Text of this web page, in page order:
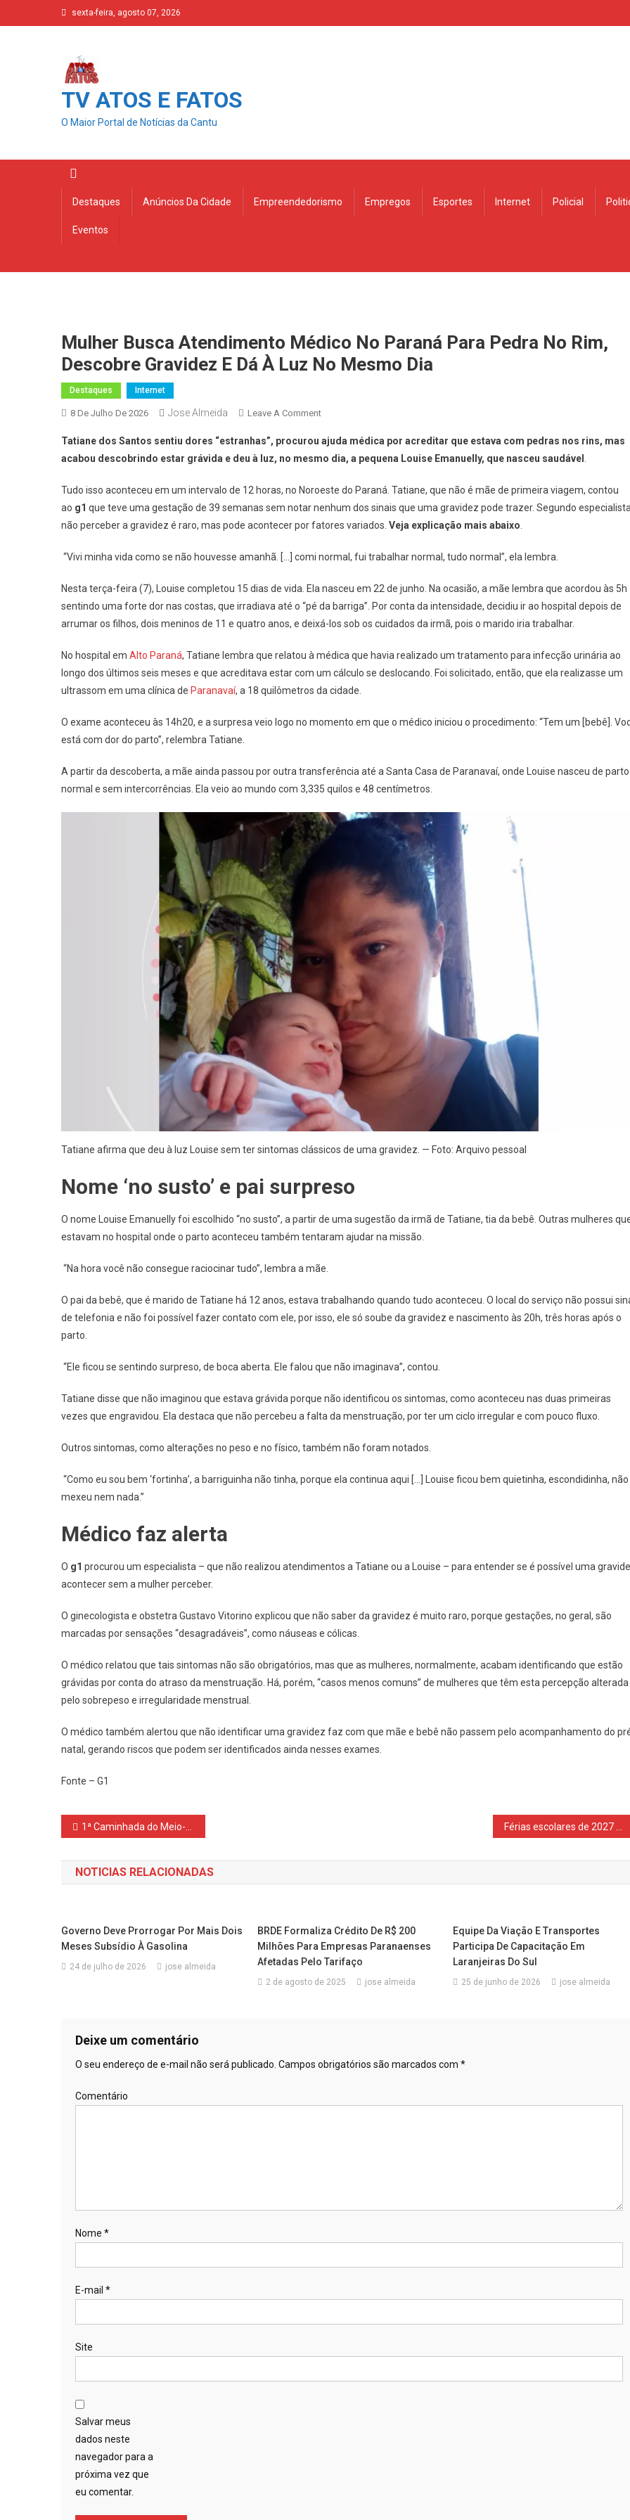
to
sexta-feira, agosto 07, 2026
TV ATOS E FATOS
O Maior Portal de Notícias da Cantu
Destaques Anúncios Da Cidade Empreendedorismo Empregos Esportes Internet Policial
Eventos
Mulher Busca Atendimento Médico No Paraná Para Pedra No Rim,
Descobre Gravidez E Dá À Luz No Mesmo Dia
Destaques Internet
8 De Julho De 2026 Jose Almeida Leave A CommentOn
Busca
Atendimento
No
Paraná
Para
No
Descobre
Gravidez
E
À
Luz
No
Dia
Tatiane dos Santos sentiu dores “estranhas”, procurou ajuda médica por acreditar que estava com pedras nos rins, mas
acabou descobrindo estar grávida e deu à luz, no mesmo dia, a pequena Louise Emanuelly, que nasceu saudável
Tudo isso aconteceu em um intervalo de 12 horas, no Noroeste do Paraná. Tatiane, que não é mãe de primeira viagem, contou
ao g1 que teve uma gestação de 39 semanas sem notar nenhum dos sinais que uma gravidez pode trazer. Segundo
não perceber a gravidez é raro, mas pode acontecer por fatores variados. Veja explicação mais abaixo
“Vivi minha vida como se não houvesse amanhã. […] comi normal, fui trabalhar normal, tudo normal”, ela lembra.
Nesta terça-feira (7), Louise completou 15 dias de vida. Ela nasceu em 22 de junho. Na ocasião, a mãe lembra que acordou às 5h
sentindo uma forte dor nas costas, que irradiava até o “pé da barriga”. Por conta da intensidade, decidiu ir ao hospital depois de
arrumar os filhos, dois meninos de 11 e quatro anos, e deixá-los sob os cuidados da irmã, pois o marido iria trabalhar.
No hospital em Alto Paraná, Tatiane lembra que relatou à médica que havia realizado um tratamento para infecção urinária ao
longo dos últimos seis meses e que acreditava estar com um cálculo se deslocando. Foi solicitado, então, que ela realizasse um
ultrassom em uma clínica de Paranavaí, a 18 quilômetros da cidade.
O exame aconteceu às 14h20, e a surpresa veio logo no momento em que o médico iniciou o procedimento: “Tem um [bebê].
está com dor do parto”, relembra Tatiane.
A partir da descoberta, a mãe ainda passou por outra transferência até a Santa Casa de Paranavaí, onde Louise nasceu de parto
normal e sem intercorrências. Ela veio ao mundo com 3,335 quilos e 48 centímetros.
Tatiane afirma que deu à luz Louise sem ter sintomas clássicos de uma gravidez. — Foto: Arquivo pessoal
Nome ‘no susto’ e pai surpreso
O nome Louise Emanuelly foi escolhido “no susto”, a partir de uma sugestão da irmã de Tatiane, tia da bebê. Outras mulheres
estavam no hospital onde o parto aconteceu também tentaram ajudar na missão.
“Na hora você não consegue raciocinar tudo”, lembra a mãe.
O pai da bebê, que é marido de Tatiane há 12 anos, estava trabalhando quando tudo aconteceu. O local do serviço não possui
de telefonia e não foi possível fazer contato com ele, por isso, ele só soube da gravidez e nascimento às 20h, três horas após o
parto.
“Ele ficou se sentindo surpreso, de boca aberta. Ele falou que não imaginava”, contou.
Tatiane disse que não imaginou que estava grávida porque não identificou os sintomas, como aconteceu nas duas primeiras
vezes que engravidou. Ela destaca que não percebeu a falta da menstruação, por ter um ciclo irregular e com pouco fluxo.
Outros sintomas, como alterações no peso e no físico, também não foram notados.
“Como eu sou bem ‘fortinha’, a barriguinha não tinha, porque ela continua aqui […] Louise ficou bem quietinha, escondidinha, não
mexeu nem nada.”
Médico faz alerta
O g1 procurou um especialista – que não realizou atendimentos a Tatiane ou a Louise – para entender se é possível uma
acontecer sem a mulher perceber.
O ginecologista e obstetra Gustavo Vitorino explicou que não saber da gravidez é muito raro, porque gestações, no geral, são
marcadas por sensações “desagradáveis”, como náuseas e cólicas.
O médico relatou que tais sintomas não são obrigatórios, mas que as mulheres, normalmente, acabam identificando que estão
grávidas por conta do atraso da menstruação. Há, porém, “casos menos comuns” de mulheres que têm esta percepção alterada
pelo sobrepeso e irregularidade menstrual.
O médico também alertou que não identificar uma gravidez faz com que mãe e bebê não passem pelo acompanhamento do
natal, gerando riscos que podem ser identificados ainda nesses exames.
Fonte – G1
Navegação
de
Post
1ª Caminhada do Meio-Dia de Combate ao Feminicídio
NOTICIAS RELACIONADAS
Governo Deve Prorrogar Por Mais Dois
Meses Subsídio À Gasolina
24 de julho de 2026 jose almeida
BRDE Formaliza Crédito De R$ 200
Milhões Para Empresas Paranaenses
Afetadas Pelo Tarifaço
2 de agosto de 2025 jose almeida
Equipe Da Viação E Transportes
Participa De Capacitação Em
Laranjeiras Do Sul
25 de junho de 2026 jose almeida
Deixe um comentário
O seu endereço de e-mail não será publicado. Campos obrigatórios são marcados com *
Comentário
Nome *
E-mail *
Site
Salvar meus
dados neste
navegador para a
próxima vez que
eu comentar.